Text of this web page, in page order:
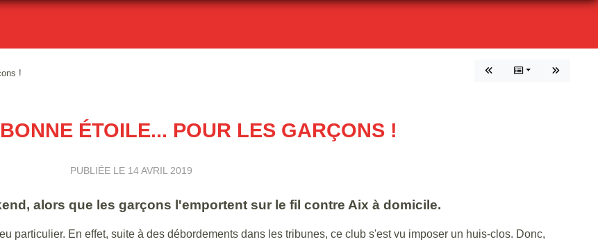
!
ÉTOILE... POUR LES GARÇONS !
PUBLIÉE LE 14 AVRIL 2019
alors que les garçons l'emportent sur le fil contre Aix à domicile.
particulier. En effet, suite à des débordements dans les tribunes, ce club s'est vu imposer un huis-clos. Donc,